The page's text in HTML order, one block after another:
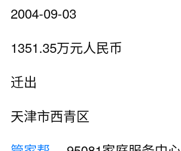
2004-09-03
1351.35万元人民币
迁出
天津市西青区